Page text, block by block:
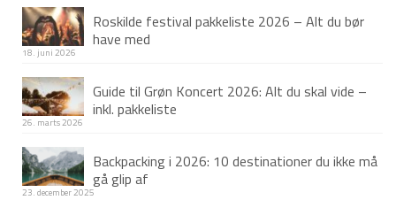
1.499 kr.1.199 kr.
Roskilde festival pakkeliste 2026 – Alt du bør
have med
18. juni 2026
Guide til Grøn Koncert 2026: Alt du skal vide –
inkl. pakkeliste
26. marts 2026
Backpacking i 2026: 10 destinationer du ikke må
gå glip af
23. december 2025